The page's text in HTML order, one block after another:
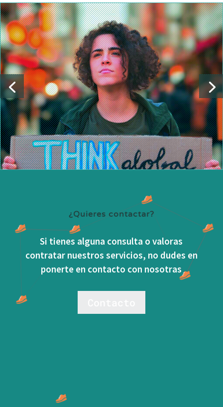
¿Quieres contactar?
Si tienes alguna consulta o valoras
contratar nuestros servicios, no dudes en
ponerte en contacto con nosotras